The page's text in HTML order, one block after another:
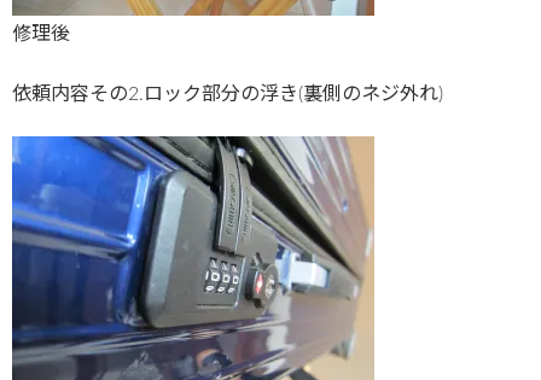
修理後
依頼内容その2.ロック部分の浮き(裏側のネジ外れ)